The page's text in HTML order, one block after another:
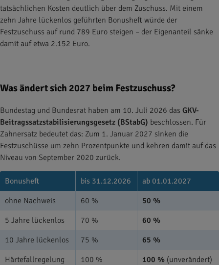
tatsächlichen Kosten deutlich über dem Zuschuss. Mit einem
zehn Jahre lückenlos geführten Bonusheft würde der
Festzuschuss auf rund 789 Euro steigen – der Eigenanteil sänke
damit auf etwa 2.152 Euro.
Was ändert sich 2027 beim Festzuschuss?
Bundestag und Bundesrat haben am 10. Juli 2026 das GKV-
Beitragssatzstabilisierungsgesetz (BStabG) beschlossen. Für
Zahnersatz bedeutet das: Zum 1. Januar 2027 sinken die
Festzuschüsse um zehn Prozentpunkte und kehren damit auf das
Niveau von September 2020 zurück.
Bonusheft bis 31.12.2026
ab 01.01.2027
ohne Nachweis
60 %
50 %
5 Jahre lückenlos
70 %
60 %
10 Jahre lückenlos
75 %
65 %
Härtefallregelung
100 % 100 % (unverändert)